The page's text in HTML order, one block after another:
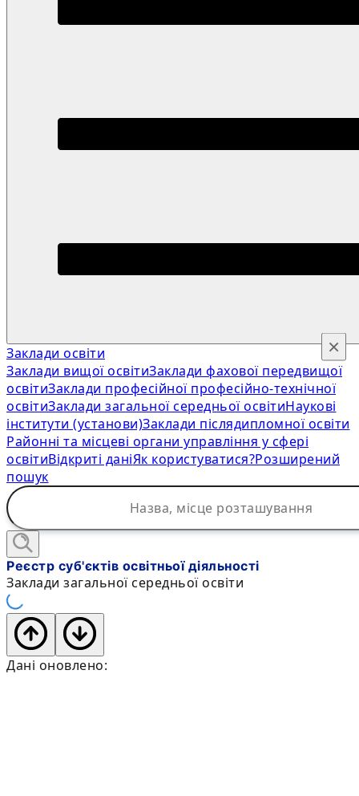
Заклади освіти
Заклади вищої освітиЗаклади фахової передвищої
освітиЗаклади професійної професійно-технічної
освітиЗаклади загальної середньої освітиНаукові
інститути (установи)Заклади післядипломної освіти
Районні та місцеві органи управління у сфері
освітиВідкриті даніЯк користуватися?Розширений
пошук
×
Реєстр суб'єктів освітньої діяльності
Заклади загальної середньої освіти
Дані оновлено: